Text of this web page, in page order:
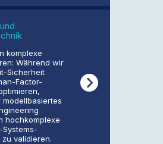
komplexe
Während wir
Sicherheit
Factor-
hochkomplexe
validieren.